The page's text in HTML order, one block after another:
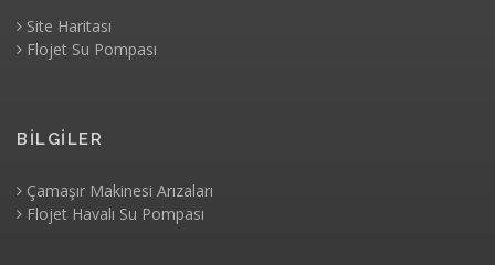
Site Haritası
Flojet Su Pompası
BİLGİLER
Çamaşır Makinesi Arızaları
Flojet Havalı Su Pompası